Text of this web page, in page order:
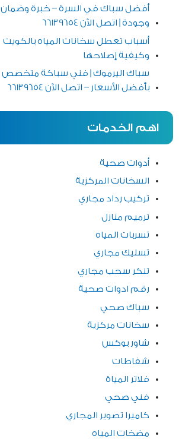
أفضل سباك في السرة – خبرة وضمان
وجودة | اتصل الآن 66139654
أسباب تعطل سخانات المياه بالكويت
وكيفية إصلاحها
سباك اليرموك | فني سباكة متخصص
بأفضل الأسعار – اتصل الآن 66139654
اهم الخدمات
أدوات صحية
السخانات المركزية
تركيب رداد مجاري
ترميم منازل
تسربات المياه
تسليك مجاري
تنكر سحب مجاري
رقم ادوات صحية
سباك صحي
سخانات مركزية
شاور بوكس
شفاطات
فلاتر المياة
فني صحي
كاميرا تصوير المجاري
مضخات المياه